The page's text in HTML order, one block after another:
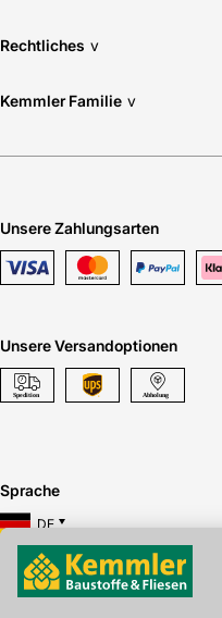
Rechtliches v
Kemmler Familie v
Unsere Zahlungsarten
Unsere Versandoptionen
Sprache
DE